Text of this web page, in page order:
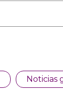
Noticias